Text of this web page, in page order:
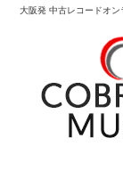
大阪発 中古レコードオ